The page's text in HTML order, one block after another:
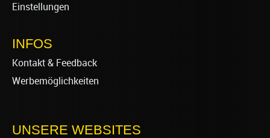
Einstellungen
INFOS
Kontakt & Feedback
Werbemöglichkeiten
UNSERE WEBSITES